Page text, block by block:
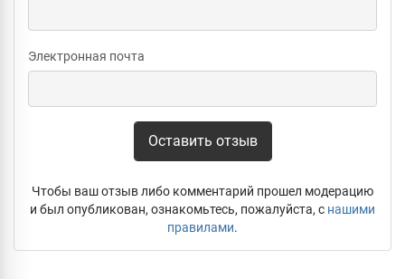
Электронная почта
Оставить отзыв
Чтобы ваш отзыв либо комментарий прошел модерацию
и был опубликован, ознакомьтесь, пожалуйста, с нашими
правилами.